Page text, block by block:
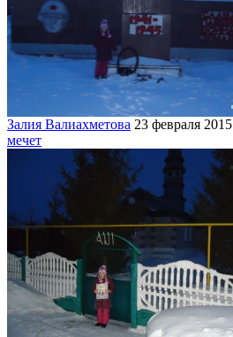
Залия Валиахметова 23 февраля 2015
мечет